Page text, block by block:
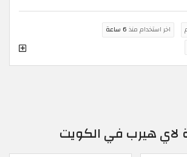
اخر استخدام منذ 6 ساعة
لاي هيرب في الكويت